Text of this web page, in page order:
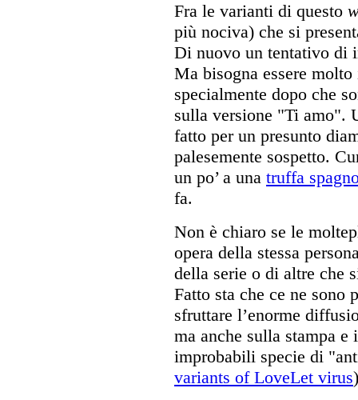
Fra le varianti di questo
più nociva) che si
Di nuovo un tentativo di
Ma bisogna essere
specialmente dopo che
sulla versione "Ti amo".
fatto per un presunto
palesemente sospetto.
un po’ a una truffa
fa.
Non è chiaro se le
opera della stessa
della serie o di altre che
Fatto sta che ce ne sono
sfruttare l’enorme
ma anche sulla stampa
improbabili specie di
variants of LoveLet virus